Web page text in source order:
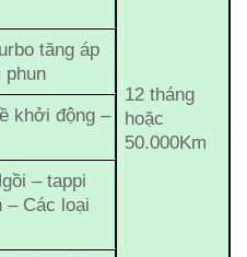
12 tháng
hoặc
50.000Km
tăng áp
phun
khởi động –
– tappi
– Các loại